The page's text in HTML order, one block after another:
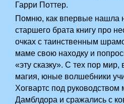
Гарри Поттер.
Помню, как впервые нашла
старшего брата книгу про
очках с таинственным
маме свою находку и
«эту сказку». С тех пор мир,
магия, юные волшебники
Хогвартс под руководством
Дамблдора и сражались с